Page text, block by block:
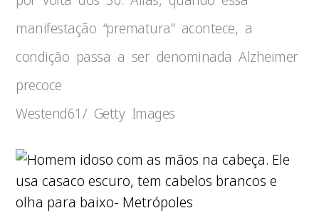
manifestação “prematura” acontece, a
condição passa a ser denominada Alzheimer
precoce
Westend61/ Getty Images